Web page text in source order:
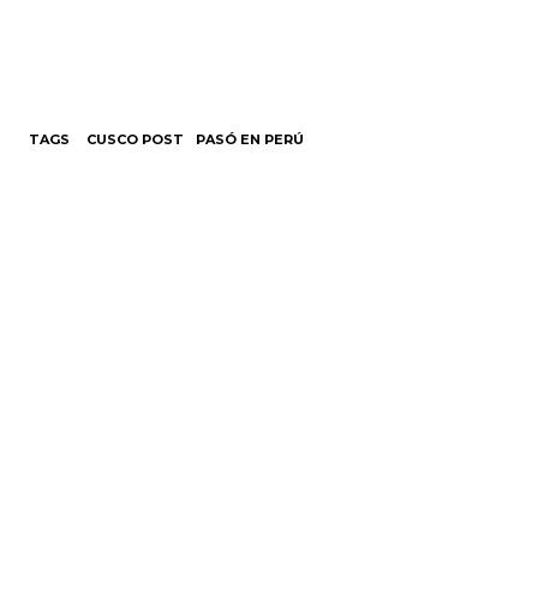
TAGS CUSCO POST PASÓ EN PERÚ